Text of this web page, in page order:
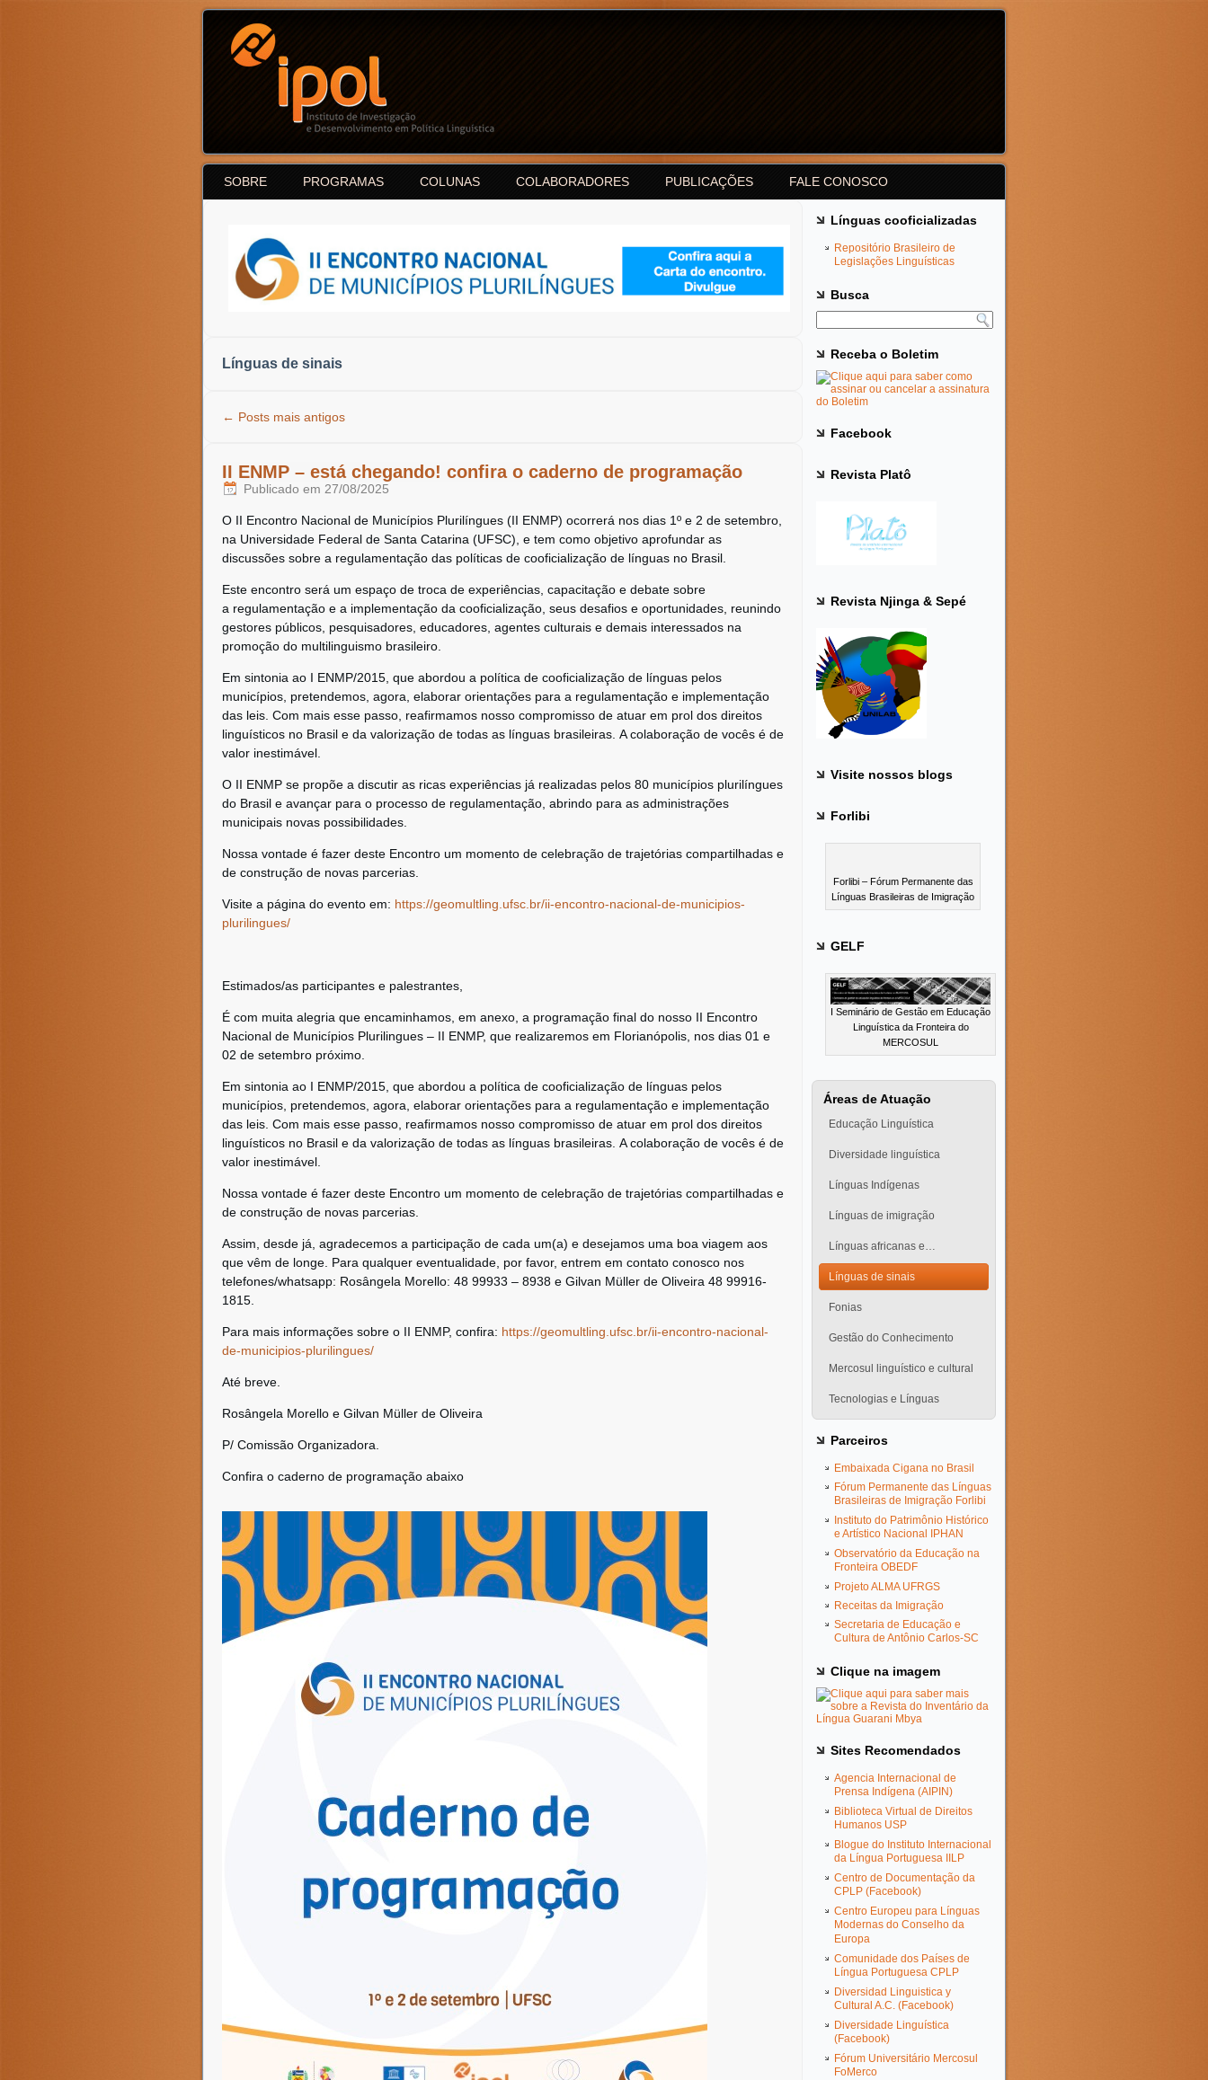
SOBRE PROGRAMAS COLUNAS COLABORADORES PUBLICAÇÕES FALE CONOSCO
Línguas de sinais
← Posts mais antigos
II ENMP – está chegando! confira o caderno de programação
Publicado em 27/08/2025
O II Encontro Nacional de Municípios Plurilíngues (II ENMP) ocorrerá nos dias 1º e 2 de setembro,
na Universidade Federal de Santa Catarina (UFSC), e tem como objetivo aprofundar as
discussões sobre a regulamentação das políticas de cooficialização de línguas no Brasil.
Este encontro será um espaço de troca de experiências, capacitação e debate sobre
a regulamentação e a implementação da cooficialização, seus desafios e oportunidades, reunindo
gestores públicos, pesquisadores, educadores, agentes culturais e demais interessados na
promoção do multilinguismo brasileiro.
Em sintonia ao I ENMP/2015, que abordou a política de cooficialização de línguas pelos
municípios, pretendemos, agora, elaborar orientações para a regulamentação e implementação
das leis. Com mais esse passo, reafirmamos nosso compromisso de atuar em prol dos direitos
linguísticos no Brasil e da valorização de todas as línguas brasileiras. A colaboração de vocês é de
valor inestimável.
O II ENMP se propõe a discutir as ricas experiências já realizadas pelos 80 municípios plurilíngues
do Brasil e avançar para o processo de regulamentação, abrindo para as administrações
municipais novas possibilidades.
Nossa vontade é fazer deste Encontro um momento de celebração de trajetórias compartilhadas e
de construção de novas parcerias.
Visite a página do evento em: https://geomultling.ufsc.br/ii-encontro-nacional-de-municipios-
plurilingues/
Estimados/as participantes e palestrantes,
É com muita alegria que encaminhamos, em anexo, a programação final do nosso II Encontro
Nacional de Municípios Plurilingues – II ENMP, que realizaremos em Florianópolis, nos dias 01 e
02 de setembro próximo.
Em sintonia ao I ENMP/2015, que abordou a política de cooficialização de línguas pelos
municípios, pretendemos, agora, elaborar orientações para a regulamentação e implementação
das leis. Com mais esse passo, reafirmamos nosso compromisso de atuar em prol dos direitos
linguísticos no Brasil e da valorização de todas as línguas brasileiras. A colaboração de vocês é de
valor inestimável.
Nossa vontade é fazer deste Encontro um momento de celebração de trajetórias compartilhadas e
de construção de novas parcerias.
Assim, desde já, agradecemos a participação de cada um(a) e desejamos uma boa viagem aos
que vêm de longe. Para qualquer eventualidade, por favor, entrem em contato conosco nos
telefones/whatsapp: Rosângela Morello: 48 99933 – 8938 e Gilvan Müller de Oliveira 48 99916-
1815.
Para mais informações sobre o II ENMP, confira: https://geomultling.ufsc.br/ii-encontro-nacional-
de-municipios-plurilingues/
Até breve.
Rosângela Morello e Gilvan Müller de Oliveira
P/ Comissão Organizadora.
Confira o caderno de programação abaixo
Línguas cooficializadas
Repositório Brasileiro de
Legislações Linguísticas
Busca
Receba o Boletim
Facebook
Revista Platô
Revista Njinga & Sepé
Visite nossos blogs
Forlibi
Forlibi – Fórum Permanente das
Línguas Brasileiras de Imigração
GELF
I Seminário de Gestão em Educação
Linguística da Fronteira do
MERCOSUL
Áreas de Atuação
Educação Linguística
Diversidade linguística
Línguas Indígenas
Línguas de imigração
Línguas africanas e…
Línguas de sinais
Fonias
Gestão do Conhecimento
Mercosul linguístico e cultural
Tecnologias e Línguas
Parceiros
Embaixada Cigana no Brasil
Fórum Permanente das Línguas
Brasileiras de Imigração Forlibi
Instituto do Patrimônio Histórico
e Artístico Nacional IPHAN
Observatório da Educação na
Fronteira OBEDF
Projeto ALMA UFRGS
Receitas da Imigração
Secretaria de Educação e
Cultura de Antônio Carlos-SC
Clique na imagem
Sites Recomendados
Agencia Internacional de
Prensa Indígena (AIPIN)
Biblioteca Virtual de Direitos
Humanos USP
Blogue do Instituto Internacional
da Língua Portuguesa IILP
Centro de Documentação da
CPLP (Facebook)
Centro Europeu para Línguas
Modernas do Conselho da
Europa
Comunidade dos Países de
Língua Portuguesa CPLP
Diversidad Linguistica y
Cultural A.C. (Facebook)
Diversidade Linguística
(Facebook)
Fórum Universitário Mercosul
FoMerco